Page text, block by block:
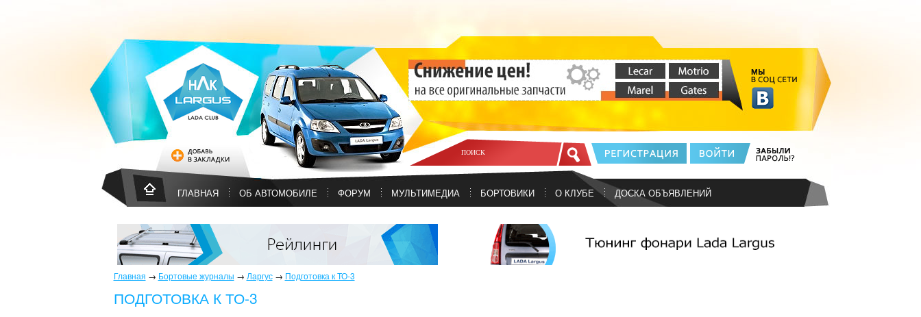
ГЛАВНАЯ ОБ АВТОМОБИЛЕ ФОРУМ МУЛЬТИМЕДИА БОРТОВИКИ О КЛУБЕ ДОСКА ОБЪЯВЛЕНИЙ
Главная → Бортовые журналы → Ларгус→ Подготовка к ТО-3
ПОДГОТОВКА К ТО-3